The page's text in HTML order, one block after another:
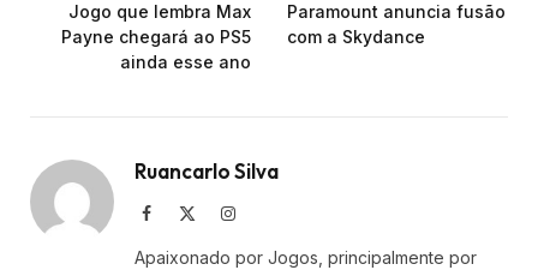
Jogo que lembra Max
Payne chegará ao PS5
ainda esse ano
Paramount anuncia fusão
com a Skydance
Ruancarlo Silva
Facebook Instagram
Apaixonado por Jogos, principalmente por